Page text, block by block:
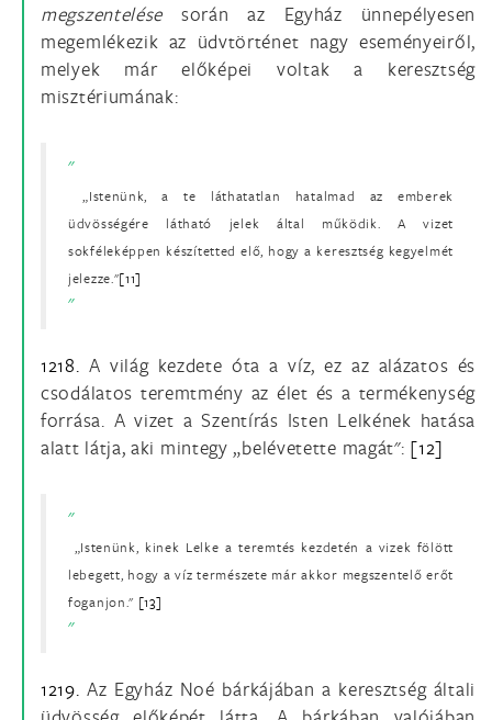
megszentelése során az Egyház ünnepélyesen
megemlékezik az üdvtörténet nagy eseményeiről,
melyek már előképei voltak a keresztség
misztériumának:
„Istenünk, a te láthatatlan hatalmad az emberek
üdvösségére látható jelek által működik. A vizet
sokféleképpen készítetted elő, hogy a keresztség kegyelmét
jelezze."[11]
1218. A világ kezdete óta a víz, ez az alázatos és
csodálatos teremtmény az élet és a termékenység
forrása. A vizet a Szentírás Isten Lelkének hatása
alatt látja, aki mintegy „belévetette magát": [12]
„Istenünk, kinek Lelke a teremtés kezdetén a vizek fölött
lebegett, hogy a víz természete már akkor megszentelő erőt
foganjon." [13]
1219.Az Egyház Noé bárkájában a keresztség általi